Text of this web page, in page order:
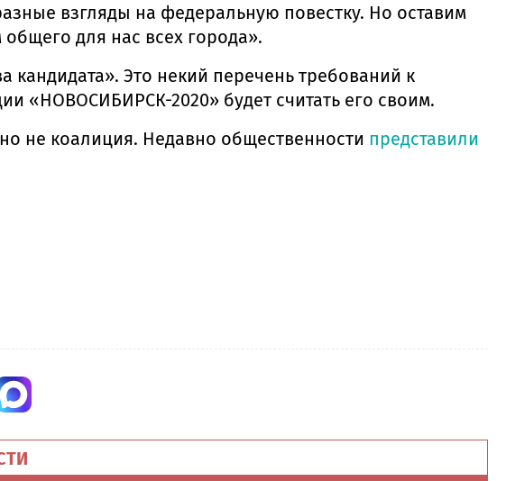
взгляды на федеральную повестку. Но оставим
для нас всех города».
Это некий перечень требований к
«НОВОСИБИРСК-2020» будет считать его своим.
не коалиция. Недавно общественности представили